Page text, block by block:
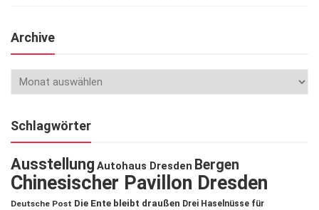
Archive
Schlagwörter
Ausstellung Autohaus Dresden Bergen
Chinesischer Pavillon Dresden
Deutsche Post Die Ente bleibt draußen Drei Haselnüsse für